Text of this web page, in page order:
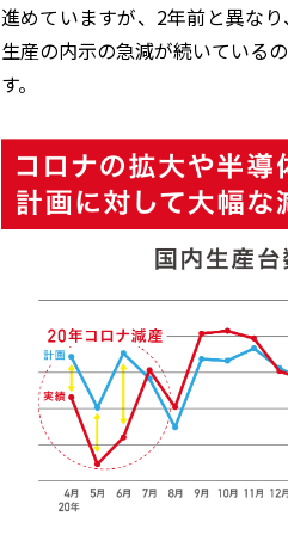
進めていますが、 2年前と異な
生産の内示の急減が続いている
す。